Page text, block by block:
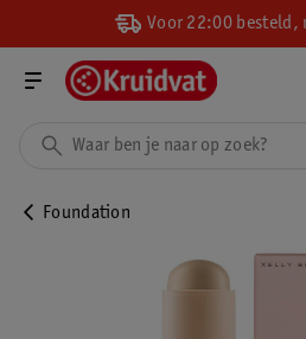
Voor 22:00 besteld,
Foundation